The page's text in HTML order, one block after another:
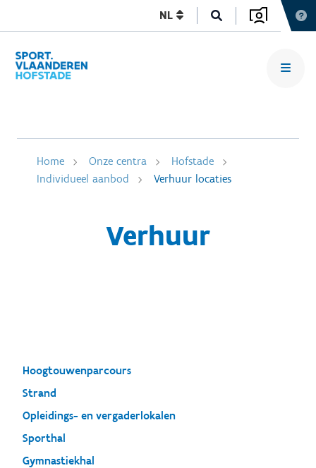
NL
Home Onze centra
Hofstade
Individueel aanbod
Verhuur locaties
Verhuur
Hoogtouwenparcours
Strand
Opleidings- en vergaderlokalen
Sporthal
Gymnastiekhal